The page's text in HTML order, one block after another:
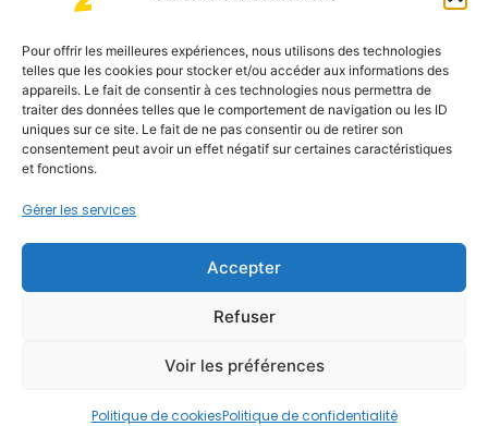
Pour offrir les meilleures expériences, nous utilisons des technologies
telles que les cookies pour stocker et/ou accéder aux informations des
appareils. Le fait de consentir à ces technologies nous permettra de
traiter des données telles que le comportement de navigation ou les ID
uniques sur ce site. Le fait de ne pas consentir ou de retirer son
consentement peut avoir un effet négatif sur certaines caractéristiques
et fonctions.
Gérer les services
Accepter
Refuser
Voir les préférences
Politique de cookiesPolitique de confidentialité
Mary ROS
Mary Expertise RH